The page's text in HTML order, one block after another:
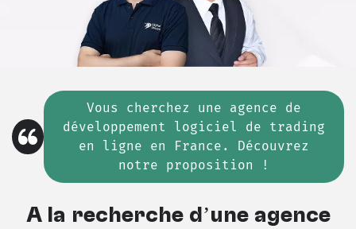
Vous cherchez une agence de
développement logiciel de trading
en ligne en France. Découvrez
notre proposition !
À la recherche d’une agence